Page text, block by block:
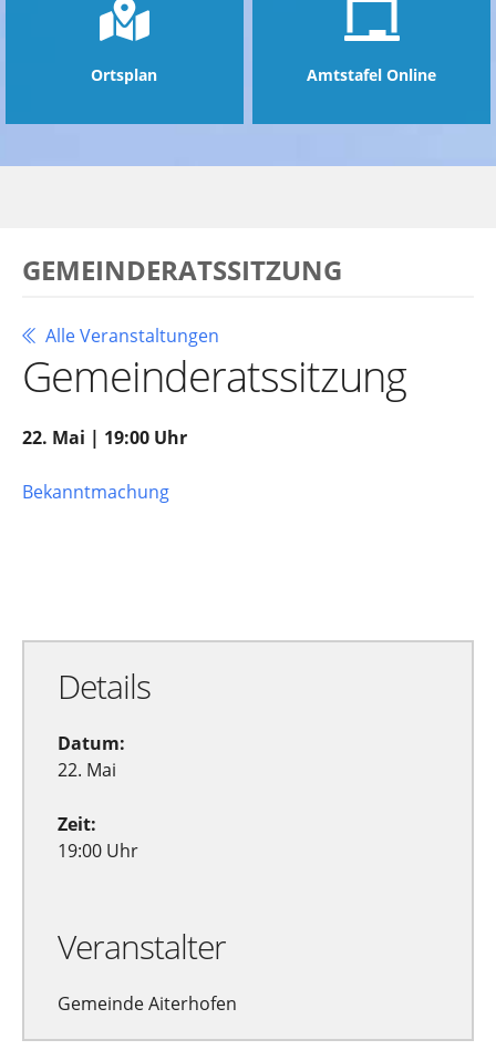
Ortsplan Amtstafel Online
GEMEINDERATSSITZUNG
Alle Veranstaltungen
Gemeinderatssitzung
22. Mai | 19:00 Uhr
Bekanntmachung
Details
Datum:
22. Mai
Zeit:
19:00 Uhr
Veranstalter
Gemeinde Aiterhofen